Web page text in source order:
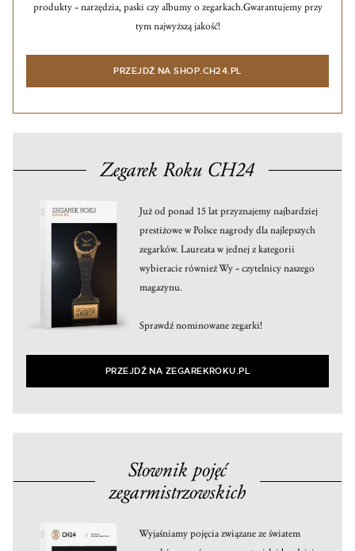
produkty – narzędzia, paski czy albumy o zegarkach.Gwarantujemy przy
tym najwyższą jakość!
PRZEJDŹ NA SHOP.CH24.PL
Zegarek Roku CH24
Już od ponad 15 lat przyznajemy najbardziej
prestiżowe w Polsce nagrody dla najlepszych
zegarków. Laureata w jednej z kategorii
wybieracie również Wy – czytelnicy naszego
magazynu.
Sprawdź nominowane zegarki!
PRZEJDŹ NA ZEGAREKROKU.PL
Słownik pojęć
zegarmistrzowskich
Wyjaśniamy pojęcia związane ze światem